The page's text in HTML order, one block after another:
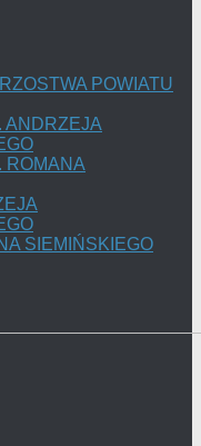
POWIATU
ANDRZEJA
ROMANA
SIEMIŃSKIEGO